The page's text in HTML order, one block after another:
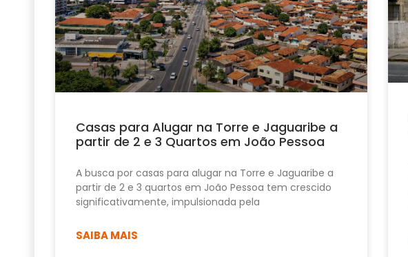
Casas para Alugar na Torre e Jaguaribe a
partir de 2 e 3 Quartos em João Pessoa
A busca por casas para alugar na Torre e Jaguaribe a
partir de 2 e 3 quartos em João Pessoa tem crescido
significativamente, impulsionada pela
SAIBA MAIS